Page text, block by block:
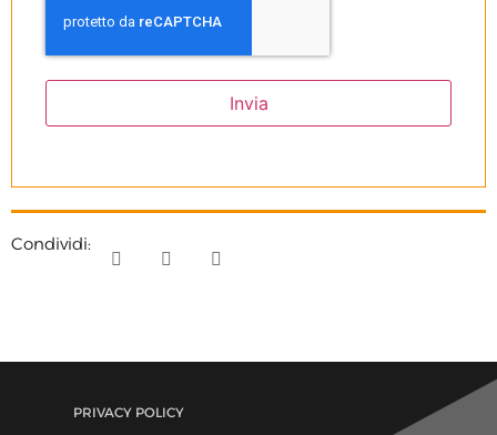
Invia
Condividi:
PRIVACY POLICY